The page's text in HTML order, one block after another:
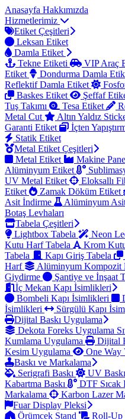
Anasayfa Hakkımızda
Hizmetlerimiz
Etiket Çeşitleri
Leksan Etiket
Damla Etiket
Tekne Etiketi
VIP Araç
Etiket
Dondurma Damla
Reflektif Damla Etiket
Baskes Etiket
Şeffaf
Tuş Takımı
Tesa Etiket
Metal Cut
Altın Yaldız
Garanti Etiket
İçten
Statik Etiket
Metal Etiket Çeşitleri
Metal Etiket
Makine
Alüminyum Etiket
UV Metal Etiket
Eloksallı
Etiket
Zamak Döküm Etiket
Asit İndirme
Alüminyum
Botaş Levhaları
Tabela Çeşitleri
Lightbox Tabela
Neon
Kutu Harf Tabela
Krom
Tabela
Kapı Giriş Tabela
Harf
Alüminyum Kompozit
Giydirme
Şantiye ve İnşaat
İç Mekan Kapı İsimlikleri
Bombeli Kapı İsimlikleri
İsimlikleri
Sürgülü Kapı
Dijital Baskı Uygulama
Dekota Foreks Uygulama
Kumlama Uygulama
Dijital
Kesim Uygulama
One Way
Baskı ve Markalama
Serigrafi Baskı
UV Baskı
Kabartma Baskı
DTF Sıcak
Markalama
Karbon Lazer
Fuar Display Pleksi
Örümcek Stand
Roll-Up